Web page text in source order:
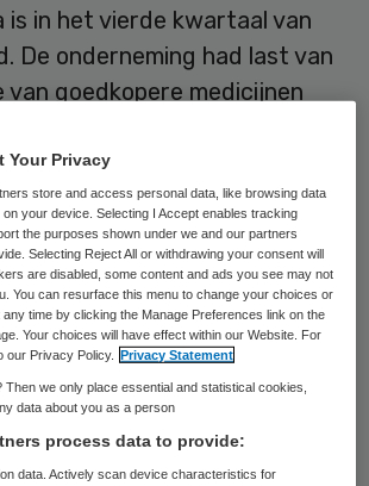
is in het vierde kwartaal van
De onderneming had last van
goedkopere medicijnen
het bedrijf eveneens moeilijke
winst
winst vanAstraZeneca
vierde kwartaal 6 procent lager
dollar (circa 1,45 miljard
daalde met 15 procent tot
Over heel 2012 daalde de
Your Privacy
store and access personal data, like browsing data
on your device. Selecting I Accept enables tracking
the purposes shown under we and our partners
Selecting Reject All or withdrawing your consent will
are disabled, some content and ads you see may not
You can resurface this menu to change your choices or
time by clicking the Manage Preferences link on the
Your choices will have effect within our Website. For
our Privacy Policy.
Privacy Statement
Then we only place essential and statistical cookies,
data about you as a person
process data to provide:
data. Actively scan device characteristics for